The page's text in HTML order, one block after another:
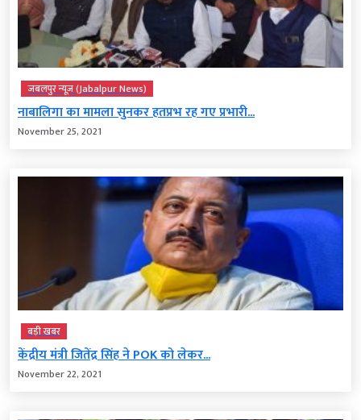
जबलपुर न्यूज़ (Jabalpur News)
नाबालिगा का मामला सुनकर हतप्रभ रह गए प्रभारी...
November 25, 2021
बड़ी खबर
केंद्रीय मंत्री जितेंद्र सिंह ने POK को लेकर...
November 22, 2021